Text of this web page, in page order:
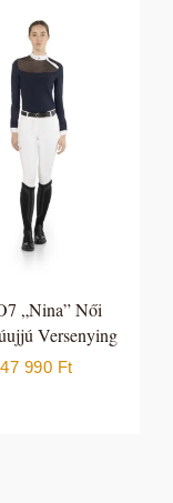
„Nina” Női
Versenying
47 990 Ft